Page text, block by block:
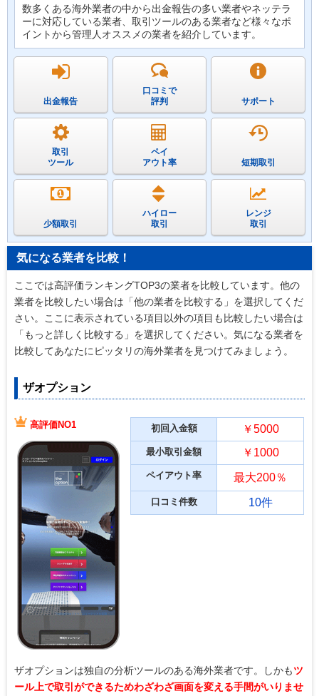
数多くある海外業者の中から出金報告の多い業者やネッテラ
ーに対応している業者、取引ツールのある業者など様々なポ
イントから管理人オススメの業者を紹介しています。
出金報告
口コミで
評判
サポート
取引
ツール
ペイ
アウト率
短期取引
少額取引
ハイロー
取引
レンジ
取引
気になる業者を比較！
ここでは高評価ランキングTOP3の業者を比較しています。他の
業者を比較したい場合は「他の業者を比較する」を選択してくだ
さい。ここに表示されている項目以外の項目も比較したい場合は
「もっと詳しく比較する」を選択してください。気になる業者を
比較してあなたにピッタリの海外業者を見つけてみましょう。
ザオプション
高評価NO1 初回入金額 ￥5000
最小取引金額 ￥1000
ペイアウト率 最大200％
口コミ件数 10件
ザオプションは独自の分析ツールのある海外業者です。しかもツ
ール上で取引ができるためわざわざ画面を変える手間がいりませ